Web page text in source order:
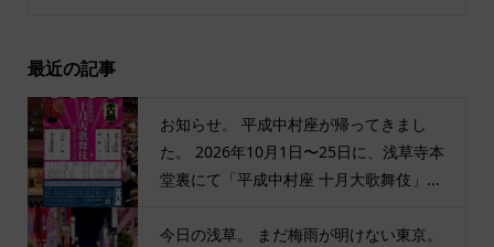
最近の記事
お知らせ。 平成中村座が帰ってきまし
た。 2026年10月1日〜25日に、浅草寺本
堂裏にて「平成中村座 十月大歌舞伎」...
今日の浅草。 まだ梅雨が明けない東京。